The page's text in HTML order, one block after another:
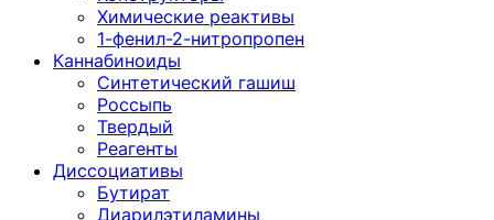
Химические реактивы
1-фенил-2-нитропропен
Каннабиноиды
Синтетический гашиш
Россыпь
Твердый
Реагенты
Диссоциативы
Бутират
Диарилэтиламины